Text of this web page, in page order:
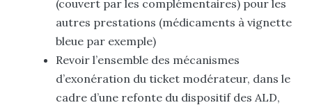
(couvert par les complémentaires) pour les
autres prestations (médicaments à vignette
bleue par exemple)
Revoir l’ensemble des mécanismes
d’exonération du ticket modérateur, dans le
cadre d’une refonte du dispositif des ALD,